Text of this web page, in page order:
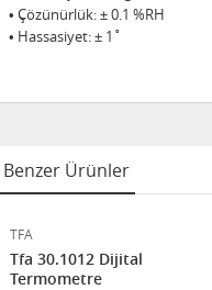
• Çözünürlük: ± 0.1 %RH
• Hassasiyet: ± 1˚
Benzer Ürünler
TFA
Tfa 30.1012 Dijital
Termometre